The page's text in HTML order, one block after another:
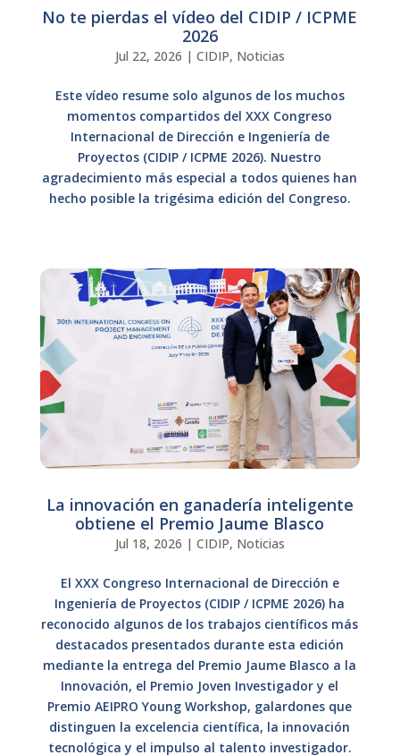
No te pierdas el vídeo del CIDIP / ICPME
2026
Jul 22, 2026 | CIDIP, Noticias
Este vídeo resume solo algunos de los muchos
momentos compartidos del XXX Congreso
Internacional de Dirección e Ingeniería de
Proyectos (CIDIP / ICPME 2026). Nuestro
agradecimiento más especial a todos quienes han
hecho posible la trigésima edición del Congreso.
La innovación en ganadería inteligente
obtiene el Premio Jaume Blasco
Jul 18, 2026 | CIDIP, Noticias
El XXX Congreso Internacional de Dirección e
Ingeniería de Proyectos (CIDIP / ICPME 2026) ha
reconocido algunos de los trabajos científicos más
destacados presentados durante esta edición
mediante la entrega del Premio Jaume Blasco a la
Innovación, el Premio Joven Investigador y el
Premio AEIPRO Young Workshop, galardones que
distinguen la excelencia científica, la innovación
tecnológica y el impulso al talento investigador.